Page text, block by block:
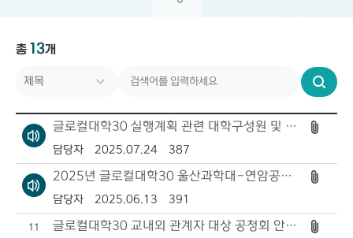
총 13개
검
색
제목
작성자
작성일자
조회수
글로컬대학30 실행계획 관련 대학구성원 및 이해관계자 설명자료
담당자 2025.07.24 387
2025년 글로컬대학30 울산과학대-연암공과대 혁신기획서 공개
담당자 2025.06.13 391
11 글로컬대학30 교내외 관계자 대상 공청회 안내자료